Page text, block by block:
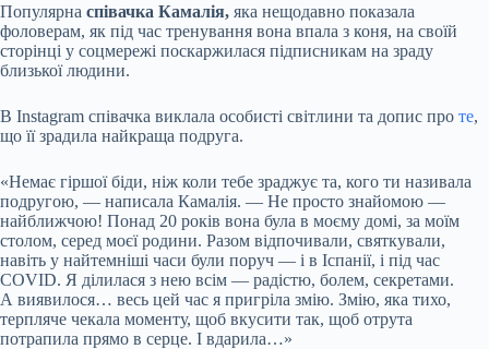
Популярна співачка Камалія, яка нещодавно показала
фоловерам, як під час тренування вона впала з коня, на своїй
сторінці у соцмережі поскаржилася підписникам на зраду
близької людини.
В Instagram співачка виклала особисті світлини та допис про те,
що її зрадила найкраща подруга.
«Немає гіршої біди, ніж коли тебе зраджує та, кого ти називала
подругою, — написала Камалія. — Не просто знайомою —
найближчою! Понад 20 років вона була в моєму домі, за моїм
столом, серед моєї родини. Разом відпочивали, святкували,
навіть у найтемніші часи були поруч — і в Іспанії, і під час
COVID. Я ділилася з нею всім — радістю, болем, секретами.
А виявилося… весь цей час я пригріла змію. Змію, яка тихо,
терпляче чекала моменту, щоб вкусити так, щоб отрута
потрапила прямо в серце. І вдарила…»